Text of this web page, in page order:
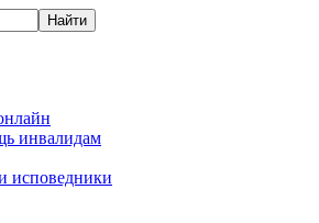
инвалидам
исповедники